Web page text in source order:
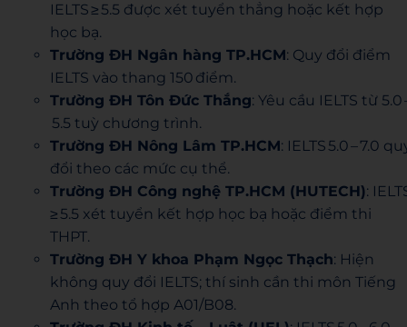
IELTS ≥ 5.5 được xét tuyển thẳng hoặc kết hợp
học bạ.
Trường ĐH Ngân hàng TP.HCM: Quy đổi điểm
IELTS vào thang 150 điểm.
Trường ĐH Tôn Đức Thắng: Yêu cầu IELTS từ 5.0
5.5 tuỳ chương trình.
Trường ĐH Nông Lâm TP.HCM: IELTS 5.0 – 7.0
đổi theo các mức cụ thể.
Trường ĐH Công nghệ TP.HCM (HUTECH):
≥ 5.5 xét tuyển kết hợp học bạ hoặc điểm thi
THPT.
Trường ĐH Y khoa Phạm Ngọc Thạch: Hiện
không quy đổi IELTS; thí sinh cần thi môn Tiếng
Anh theo tổ hợp A01/B08.